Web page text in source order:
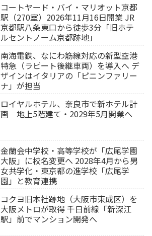
コートヤード・バイ・マリオット京都
駅（270室）2026年11月16日開業 JR
京都駅八条東口から徒歩3分「旧ホテ
ルセントノーム京都跡地」
南海電鉄、なにわ筋線対応の新型空港
特急（ラピート後継車両）を導入へ デ
ザインはイタリアの「ピニンファリー
ナ」が担当
ロイヤルホテル、奈良市で新ホテル計
画 地上5階建て・2029年5月開業へ
金蘭会中学校・高等学校が「広尾学園
大阪」に校名変更へ 2028年4月から男
女共学化・東京都の進学校「広尾学
園」と教育連携
コクヨ旧本社跡地（大阪市東成区）を
大阪メトロが取得 千日前線「新深江
駅」前でマンション開発へ